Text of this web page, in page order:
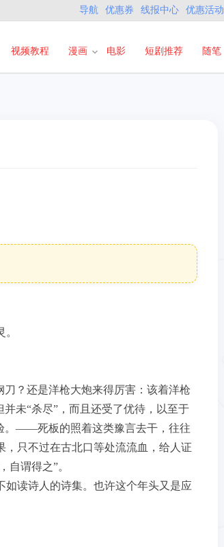
导航 优惠券 线报中心 优惠活动
视频教程 漫画 电影 短剧推荐 随笔
？还是洋枪大炮来得厉害：该着洋枪
未“杀尽”，而且还受了优待，以至于
。——死板的照着这类豫言去干，往往
只不过在古北口等处流流血，给人证
谓得之”。
读诗人的诗集。也许这个年头又是应